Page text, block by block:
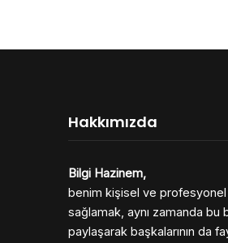
Hakkımızda
Bilgi Hazinem,
benim kişisel ve profesyonel
sağlamak, aynı zamanda bu
paylaşarak başkalarının da